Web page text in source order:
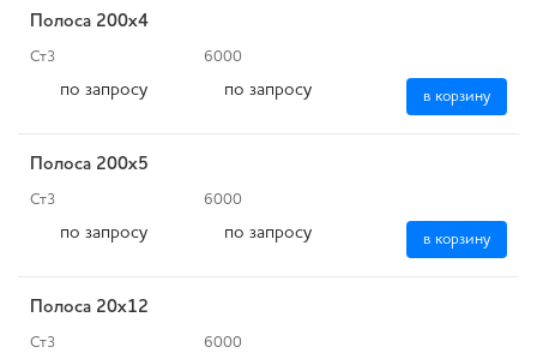
Полоса 200х4
Ст3 6000
по запросу по запросу в корзину
Полоса 200x5
Ст3 6000
по запросу по запросу в корзину
Полоса 20x12
Ст3 6000